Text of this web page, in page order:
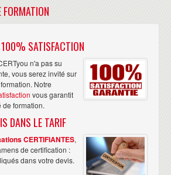
100% SATISFACTION
n'a pas su
vous serez invité sur
Notre
vous garantit
formation.
DANS LE TARIF
CERTIFIANTES,
de certification :
dans votre devis.